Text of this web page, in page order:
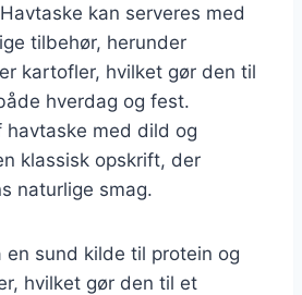
kan serveres med
tilbehør, herunder
kartofler, hvilket gør den til
hverdag og fest.
havtaske med dild og
klassisk opskrift, der
naturlige smag.
en sund kilde til protein og
hvilket gør den til et